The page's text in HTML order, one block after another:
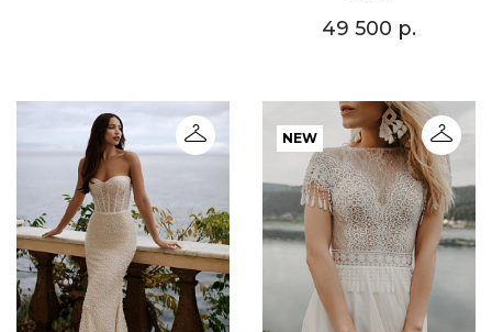
49 500 р.
NEW